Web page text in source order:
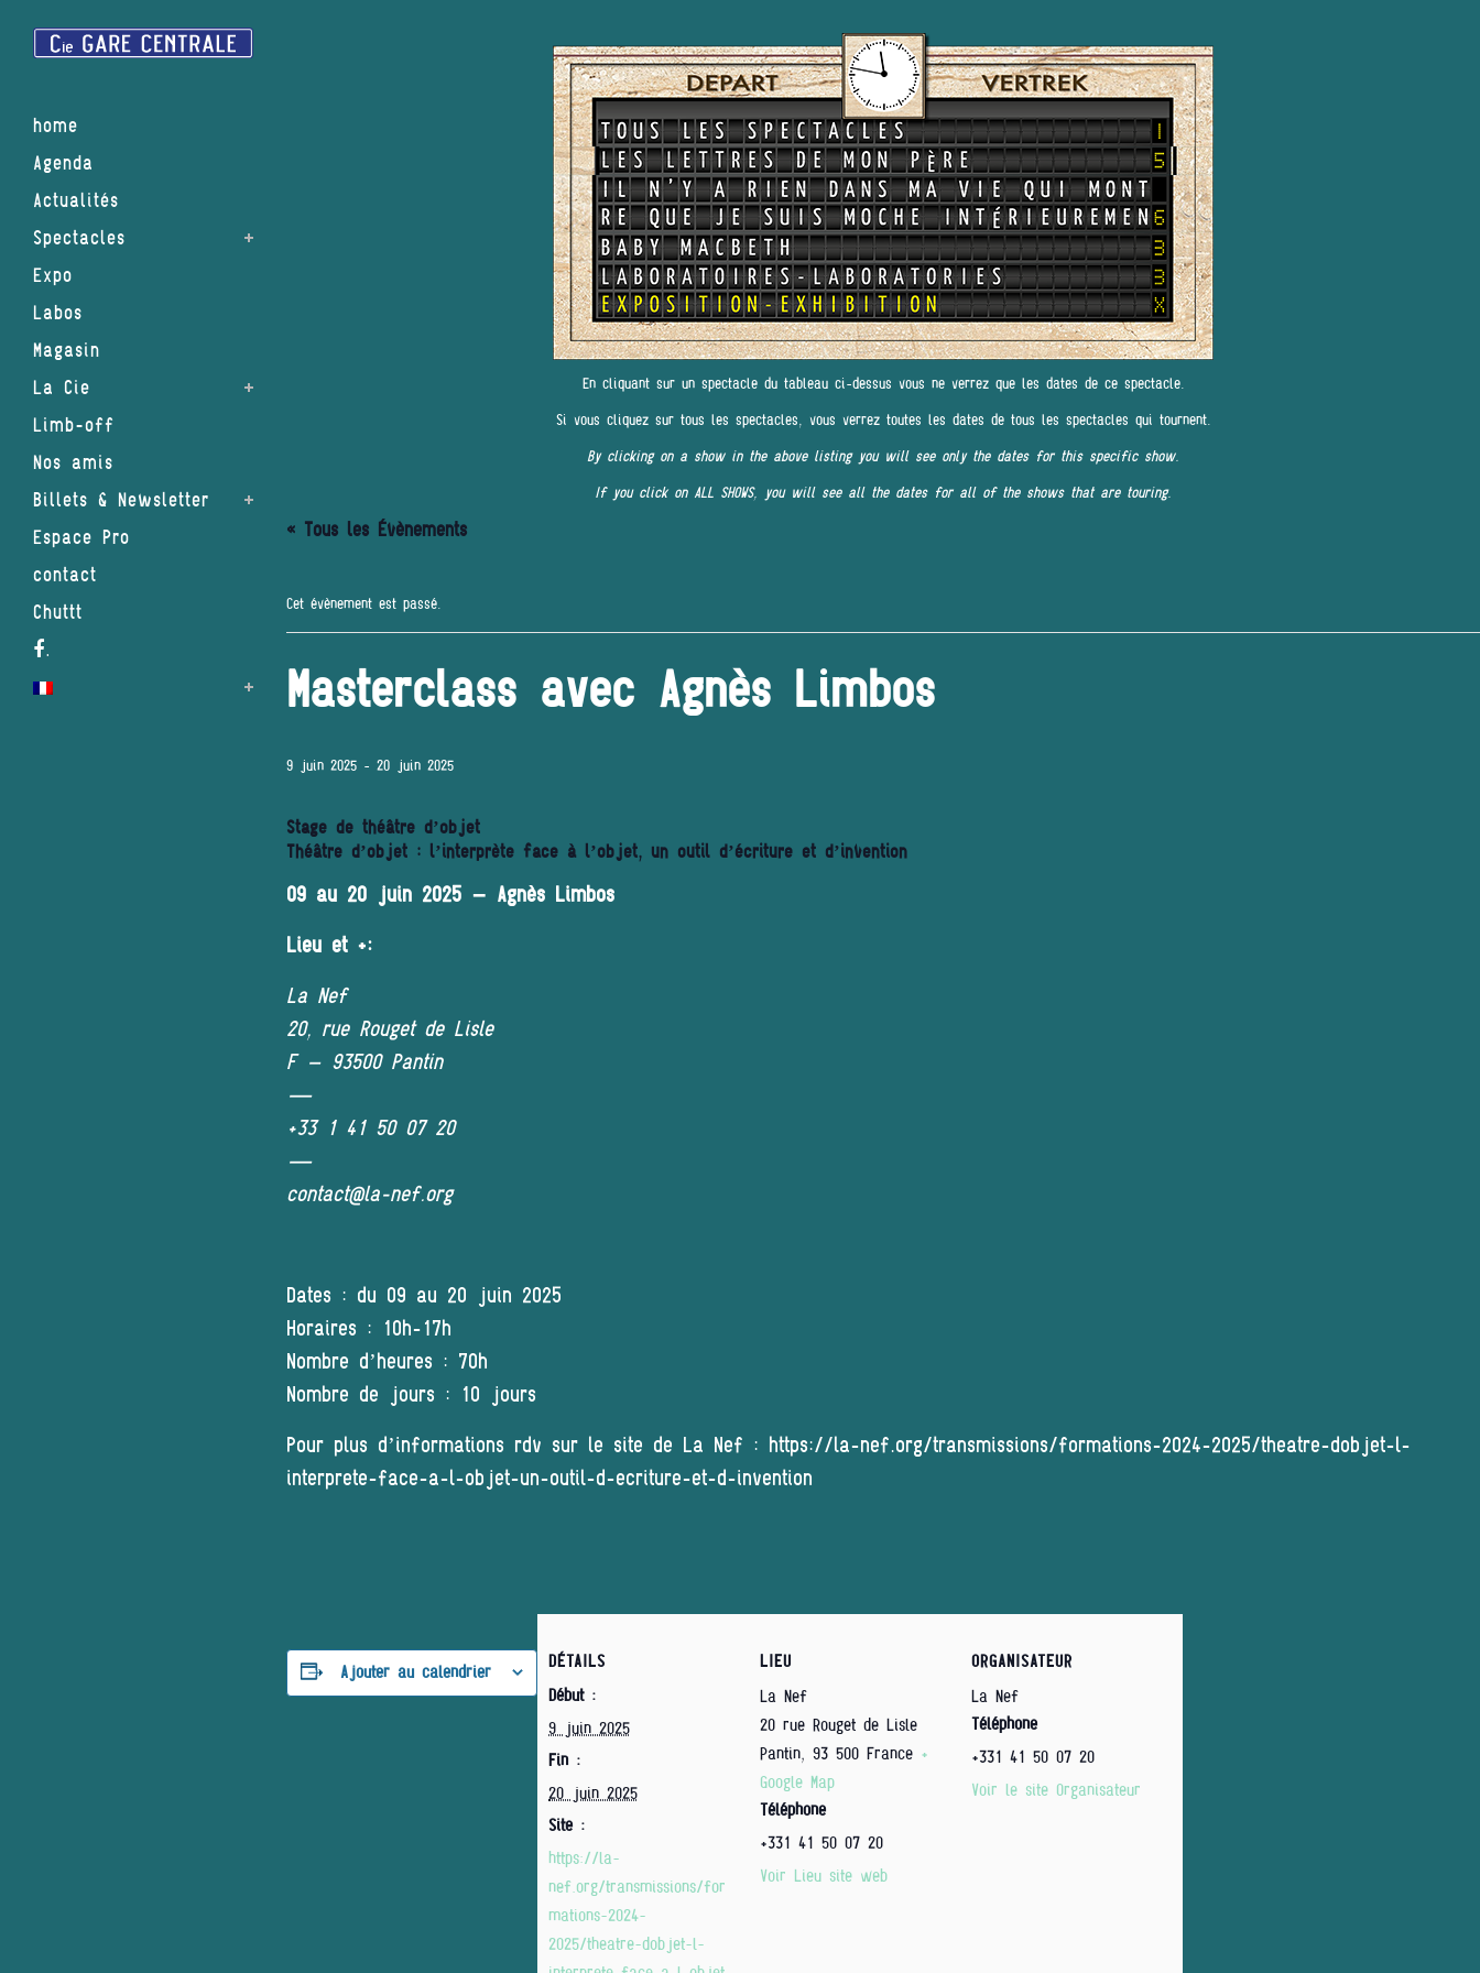
home
Agenda
Actualités
Spectacles
Expo
Labos
Magasin
La Cie
Limb-off
Nos amis
Billets & Newsletter
Espace Pro
contact
Chuttt
.
En cliquant sur un spectacle du tableau ci-dessus vous ne verrez que les dates de ce spectacle.
Si vous cliquez sur tous les spectacles, vous verrez toutes les dates de tous les spectacles qui tournent.
By clicking on a show in the above listing you will see only the dates for this specific show.
If you click on ALL SHOWS, you will see all the dates for all of the shows that are touring.
« Tous les Évènements
Cet évènement est passé.
Masterclass avec Agnès Limbos
9 juin 2025 - 20 juin 2025
Stage de théâtre d’objet
Théâtre d’objet : l’interprète face à l’objet, un outil d’écriture et d’invention
09 au 20 juin 2025 – Agnès Limbos
Lieu et +:
La Nef
20, rue Rouget de Lisle
F – 93500 Pantin
—
+33 1 41 50 07 20
—
contact@la-nef.org
Dates : du 09 au 20 juin 2025
Horaires : 10h-17h
Nombre d’heures : 70h
Nombre de jours : 10 jours
Pour plus d’informations rdv sur le site de La Nef : https://la-nef.org/transmissions/formations-2024-2025/theatre-dobjet-l-
interprete-face-a-l-objet-un-outil-d-ecriture-et-d-invention
Ajouter au calendrier
DÉTAILS
Début :
9 juin 2025
Fin :
20 juin 2025
Site :
https://la-
nef.org/transmissions/for
mations-2024-
2025/theatre-dobjet-l-
LIEU
La Nef
20 rue Rouget de Lisle
Pantin, 93 500 France +
Google Map
Téléphone
+331 41 50 07 20
Voir Lieu site web
ORGANISATEUR
La Nef
Téléphone
+331 41 50 07 20
Voir le site Organisateur